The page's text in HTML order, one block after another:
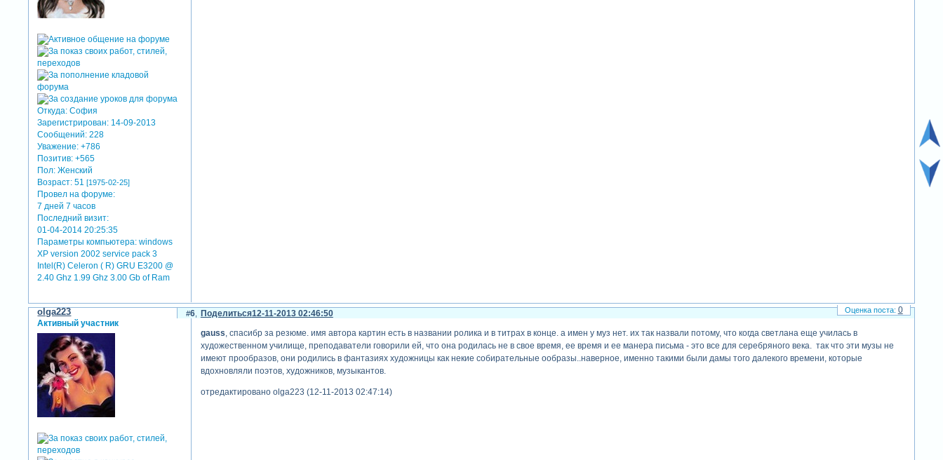
Откуда: София
Зарегистрирован: 14-09-2013
Сообщений: 228
Уважение: +786
Позитив: +565
Пол: Женский
Возраст: 51[1975-02-25]
Провел на форуме:
7 дней 7 часов
Последний визит:
01-04-2014 20:25:35
Параметры компьютера: windows
XP version 2002 service pack 3
Intel(R) Celeron ( R) GRU E3200 @
2.40 Ghz 1.99 Ghz 3.00 Gb of Ram
Поделиться
6 12-11-2013 02:46:50
olga223
Активный участник
gauss, спасибр за резюме. имя автора картин есть в названии ролика и в титрах в конце. а имен у муз нет. их так назвали потому, что когда светлана еще училась в
художественном училище, преподаватели говорили ей, что она родилась не в свое время, ее время и ее манера письма - это все для серебряного века. так что эти музы не
имеют прообразов, они родились в фантазиях художницы как некие собирательные ообразы..наверное, именно такими были дамы того далекого времени, которые
вдохновляли поэтов, художников, музыкантов.
отредактировано olga223 (12-11-2013 02:47:14)
0